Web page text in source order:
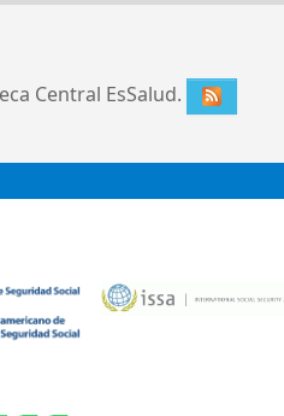
Central EsSalud.